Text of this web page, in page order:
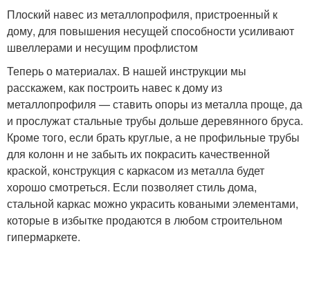
Плоский навес из металлопрофиля, пристроенный к
дому, для повышения несущей способности усиливают
швеллерами и несущим профлистом
Теперь о материалах. В нашей инструкции мы
расскажем, как построить навес к дому из
металлопрофиля — ставить опоры из металла проще, да
и прослужат стальные трубы дольше деревянного бруса.
Кроме того, если брать круглые, а не профильные трубы
для колонн и не забыть их покрасить качественной
краской, конструкция с каркасом из металла будет
хорошо смотреться. Если позволяет стиль дома,
стальной каркас можно украсить коваными элементами,
которые в избытке продаются в любом строительном
гипермаркете.